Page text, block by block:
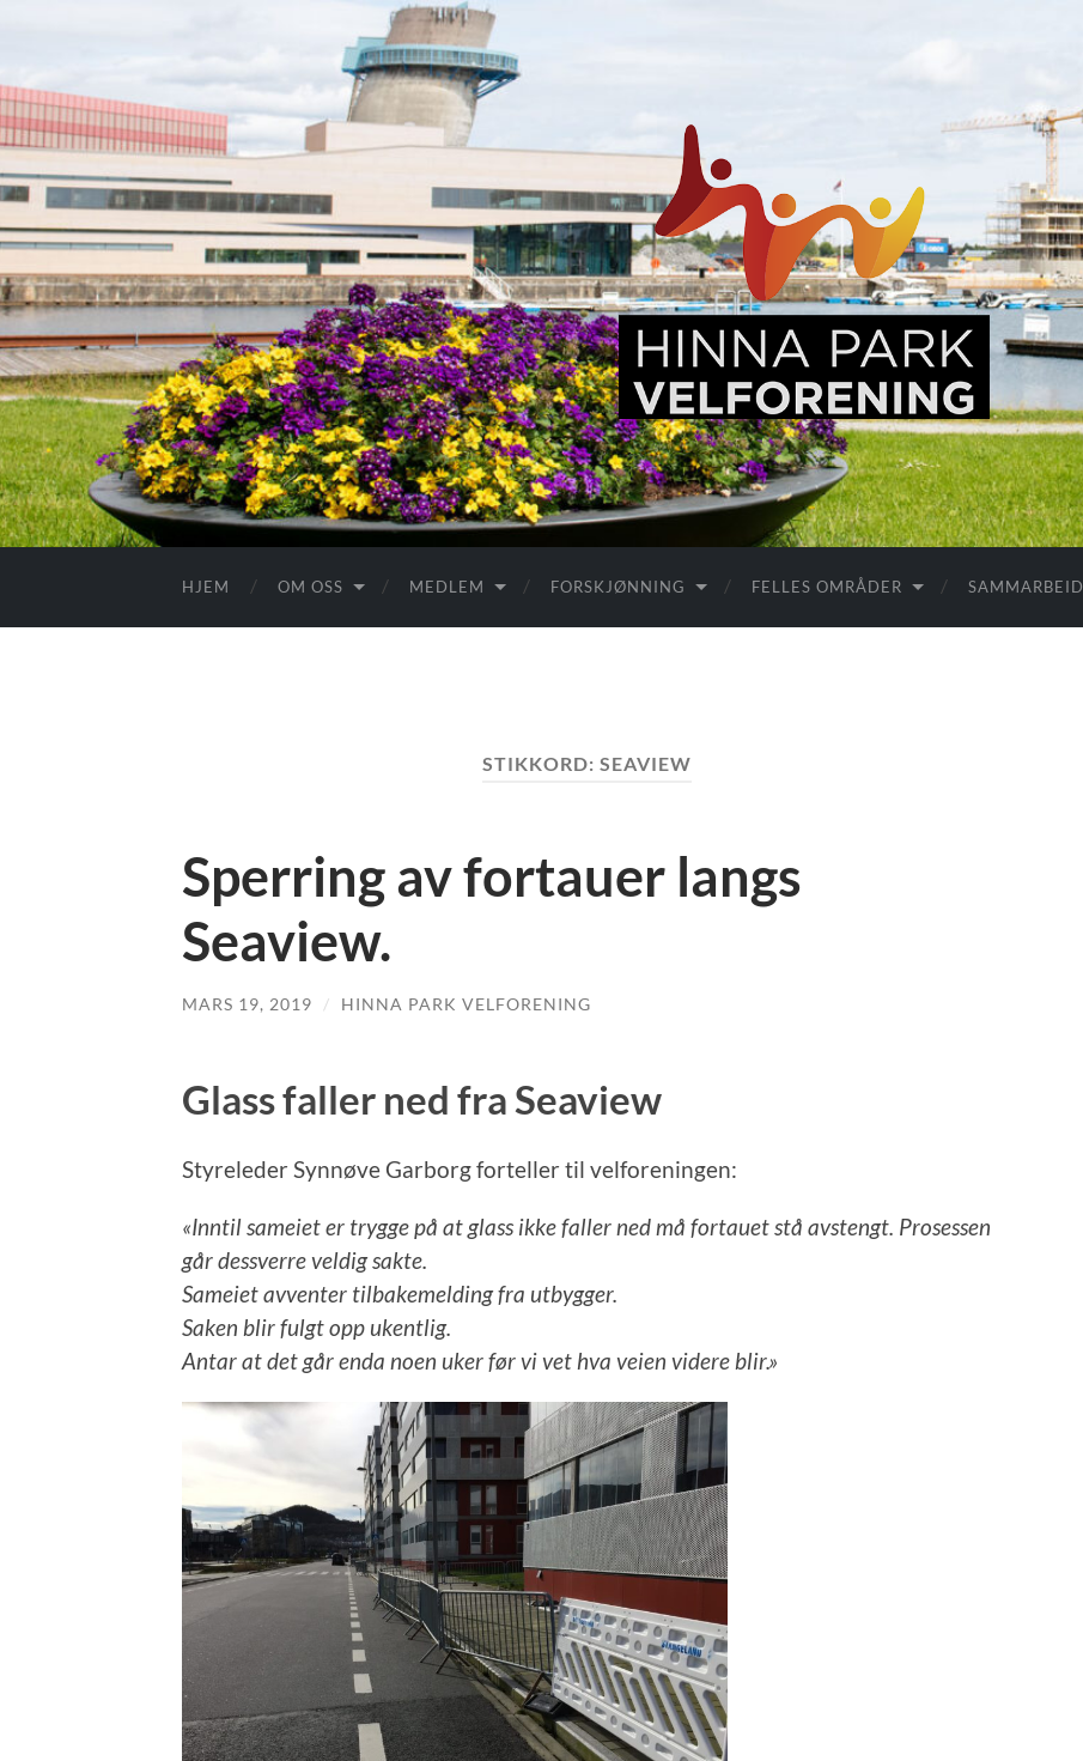
Hinna
Park,
en
levende
bydel
HJEM OM OSS MEDLEM FORSKJØNNING FELLES OMRÅDER SAMMARBEID
STIKKORD: SEAVIEW
Sperring av fortauer langs
Seaview.
MARS 19, 2019 / HINNA PARK VELFORENING
Glass faller ned fra Seaview
Styreleder Synnøve Garborg forteller til velforeningen:
«Inntil sameiet er trygge på at glass ikke faller ned må fortauet stå avstengt. Prosessen
går dessverre veldig sakte.
Sameiet avventer tilbakemelding fra utbygger.
Saken blir fulgt opp ukentlig.
Antar at det går enda noen uker før vi vet hva veien videre blir.»